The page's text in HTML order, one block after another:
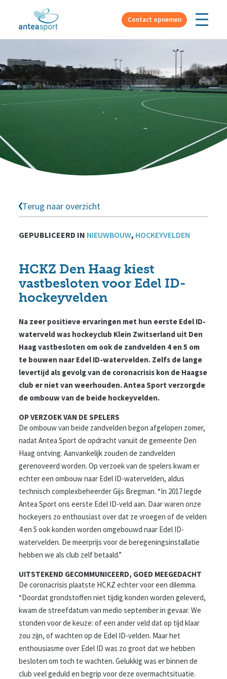
Contact opnemen
Terug naar overzicht
GEPUBLICEERD IN NIEUWBOUW, HOCKEYVELDEN
HCKZ Den Haag kiest
vastbesloten voor Edel ID-
hockeyvelden
Na zeer positieve ervaringen met hun eerste Edel ID-
waterveld was hockeyclub Klein Zwitserland uit Den
Haag vastbesloten om ook de zandvelden 4 en 5 om
te bouwen naar Edel ID-watervelden. Zelfs de lange
levertijd als gevolg van de coronacrisis kon de Haagse
club er niet van weerhouden. Antea Sport verzorgde
de ombouw van de beide hockeyvelden.
OP VERZOEK VAN DE SPELERS
De ombouw van beide zandvelden begon afgelopen zomer,
nadat Antea Sport de opdracht vanuit de gemeente Den
Haag ontving. Aanvankelijk zouden de zandvelden
gerenoveerd worden. Op verzoek van de spelers kwam er
echter een ombouw naar Edel ID-watervelden, aldus
technisch complexbeheerder Gijs Bregman. “In 2017 legde
Antea Sport ons eerste Edel ID-veld aan. Daar waren onze
hockeyers zo enthousiast over dat ze vroegen of de velden
4 en 5 ook konden worden omgebouwd naar Edel ID-
watervelden. De meerprijs voor de beregeningsinstallatie
hebben we als club zelf betaald.”
UITSTEKEND GECOMMUNICEERD, GOED MEEGEDACHT
De coronacrisis plaatste HCKZ echter voor een dilemma.
“Doordat grondstoffen niet tijdig konden worden geleverd,
kwam de streefdatum van medio september in gevaar. We
stonden voor de keuze: of een ander veld dat op tijd klaar
zou zijn, of wachten op de Edel ID-velden. Maar het
enthousiasme over Edel ID was zo groot dat we hebben
besloten om toch te wachten. Gelukkig was er binnen de
club veel geduld en begrip voor deze overmachtsituatie.